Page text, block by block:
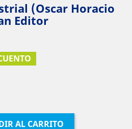
(Oscar Horacio
Editor
AL CARRITO